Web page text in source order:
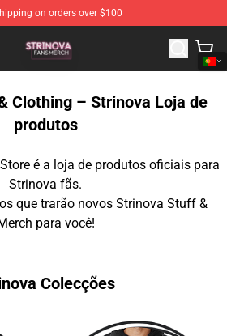
on orders over $100
Strinova Merchandise Store
Clothing – Strinova Loja de
produtos
é a loja de produtos oficiais para
Strinova fãs.
que trarão novos Strinova Stuff &
para você!
Colecções